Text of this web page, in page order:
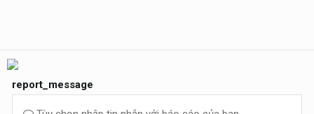
report_message